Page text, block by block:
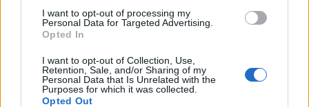
I want to opt-out of processing my
Personal Data for Targeted Advertising.
Opted In
I want to opt-out of Collection, Use,
Retention, Sale, and/or Sharing of my
Personal Data that Is Unrelated with the
Purposes for which it was collected.
Opted Out
βιωσιμότητα σε καθημερινή πράξη